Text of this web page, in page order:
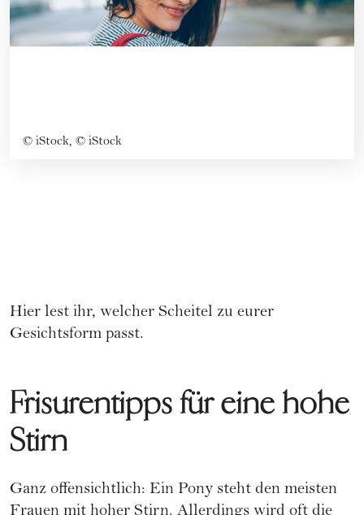
© iStock, © iStock
Hier lest ihr, welcher Scheitel zu eurer
Gesichtsform passt.
Frisurentipps für eine hohe
Stirn
Ganz offensichtlich: Ein Pony steht den meisten